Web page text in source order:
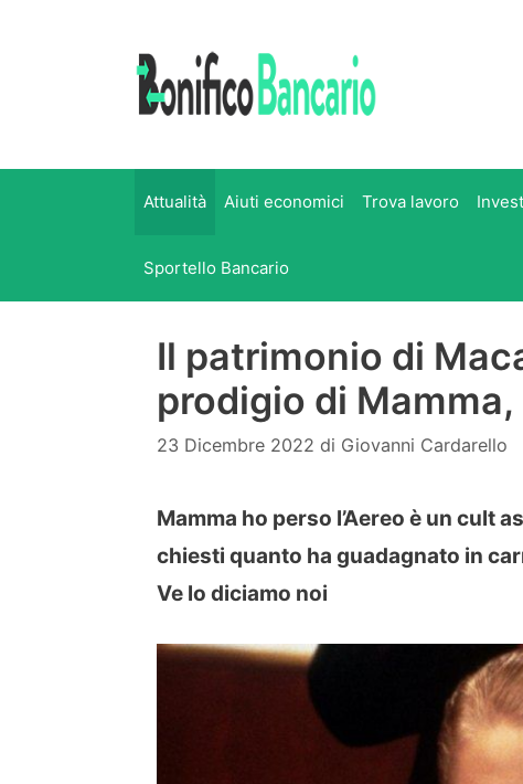
Attualità Aiuti economici Trova lavoro
Sportello Bancario
Il patrimonio di
prodigio di Mamma,
23 Dicembre 2022 di Giovanni Cardarello
Mamma ho perso l’Aereo è un cult
chiesti quanto ha guadagnato in
Ve lo diciamo noi